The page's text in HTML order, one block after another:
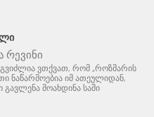
რევინი
ვთქვათ, რომ „როზმარის
ნაწარმოებია იმ ათეულიდან,
მოახდინა საში